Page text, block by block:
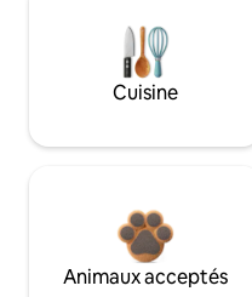
Cuisine
Animaux acceptés